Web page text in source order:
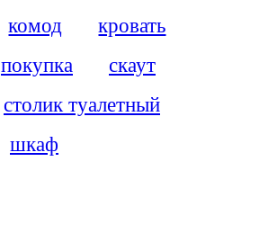
комод
кровать
покупка
скаут
столик туалетный
шкаф